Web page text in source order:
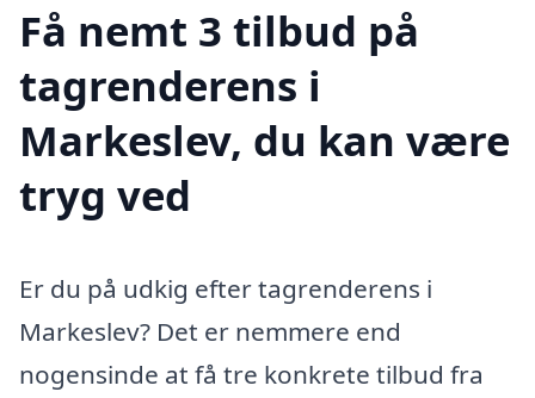
Få nemt 3 tilbud på
tagrenderens i
Markeslev, du kan være
tryg ved
Er du på udkig efter tagrenderens i
Markeslev? Det er nemmere end
nogensinde at få tre konkrete tilbud fra